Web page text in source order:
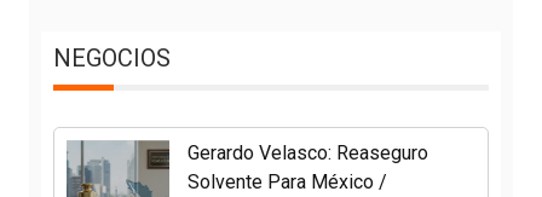
NEGOCIOS
Gerardo Velasco: Reaseguro
Solvente Para México /